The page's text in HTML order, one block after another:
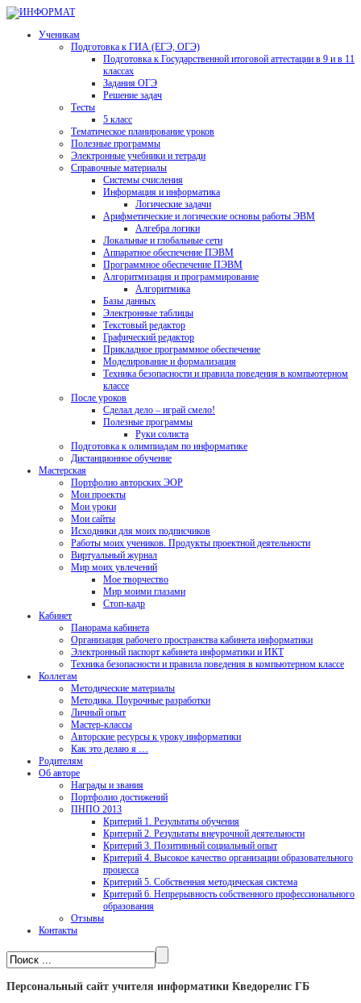
Ученикам
Подготовка к ГИА (ЕГЭ, ОГЭ)
Подготовка к Государственной итоговой аттестации в 9 и в 11
классах
Задания ОГЭ
Решение задач
Тесты
5 класс
Тематическое планирование уроков
Полезные программы
Электронные учебники и тетради
Справочные материалы
Системы счисления
Информация и информатика
Логические задачи
Арифметические и логические основы работы ЭВМ
Алгебра логики
Локальные и глобальные сети
Аппаратное обеспечение ПЭВМ
Программное обеспечение ПЭВМ
Алгоритмизация и программирование
Алгоритмика
Базы данных
Электронные таблицы
Текстовый редактор
Графический редактор
Прикладное программное обеспечение
Моделирование и формализация
Техника безопасности и правила поведения в компьютерном
классе
После уроков
Сделал дело – играй смело!
Полезные программы
Руки солиста
Подготовка к олимпиадам по информатике
Дистанционное обучение
Мастерская
Портфолио авторских ЭОР
Мои проекты
Мои уроки
Мои сайты
Исходники для моих подписчиков
Работы моих учеников. Продукты проектной деятельности
Виртуальный журнал
Мир моих увлечений
Мое творчество
Мир моими глазами
Стоп-кадр
Кабинет
Панорама кабинета
Организация рабочего пространства кабинета информатики
Электронный паспорт кабинета информатики и ИКТ
Техника безопасности и правила поведения в компьютерном классе
Коллегам
Методические материалы
Методика. Поурочные разработки
Личный опыт
Мастер-классы
Авторские ресурсы к уроку информатики
Как это делаю я …
Родителям
Об авторе
Награды и звания
Портфолио достижений
ПНПО 2013
Критерий 1. Результаты обучения
Критерий 2. Результаты внеурочной деятельности
Критерий 3. Позитивный социальный опыт
Критерий 4. Высокое качество организации образовательного
процесса
Критерий 5. Собственная методическая система
Критерий 6. Непрерывность собственного профессионального
образования
Отзывы
Контакты
Персональный сайт учителя информатики Кведорелис ГБ